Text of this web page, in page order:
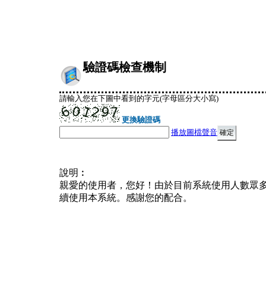
驗證碼檢查機制
請輸入您在下圖中看到的字元(字母區分大小寫)
更換驗證碼
播放圖檔聲音
說明︰
親愛的使用者，您好！由於目前系統使用人數眾
續使用本系統。感謝您的配合。